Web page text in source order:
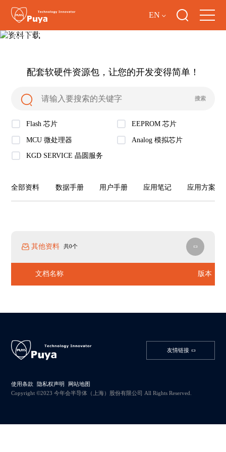
EN
资料下载
配套软硬件资源包，让您的开发变得简单！
Flash 芯片 EEPROM 芯片
MCU 微处理器 Analog 模拟芯片
KGD SERVICE 晶圆服务
全部资料 数据手册 用户手册 应用笔记 应用方案
其他资料 共0个
文档名称 版本
友情链接
使用条款 隐私权声明
网站地图
Copyright ©2023 今年会半导体（上海）股份有限公司 All Rights Reserved.